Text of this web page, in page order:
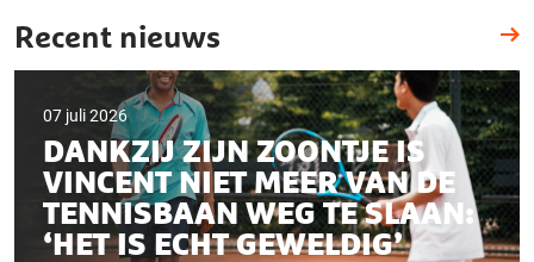
Recent nieuws
07 juli 2026
DANKZIJ ZIJN ZOONTJE IS
VINCENT NIET MEER VAN DE
TENNISBAAN WEG TE SLAAN:
‘HET IS ECHT GEWELDIG’